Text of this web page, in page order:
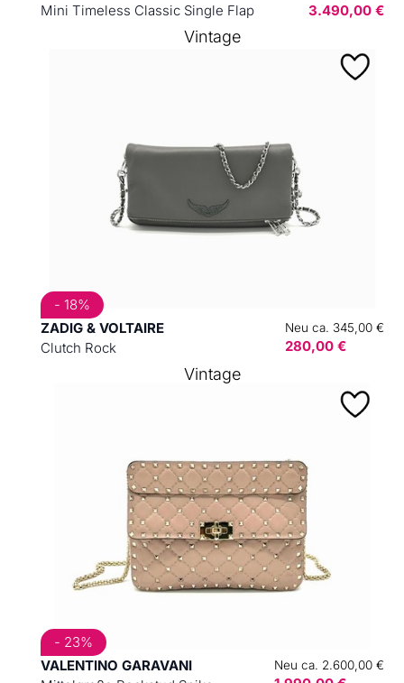
Mini Timeless Classic Single Flap
3.490,00 €
ZADIG & VOLTAIRE
Clutch Rock
Neu ca. 345,00 €
280,00 €
- 18%
Vintage
VALENTINO GARAVANI
Neu ca. 2.600,00 €
- 23%
Vintage